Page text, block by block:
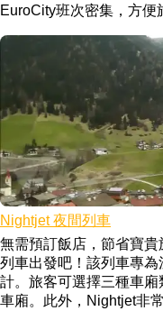
EuroCity班次密集，方便
Nightjet 夜間列車
無需預訂飯店，節省寶
列車出發吧！該列車專
計。旅客可選擇三種車
車廂。此外，Nightjet非